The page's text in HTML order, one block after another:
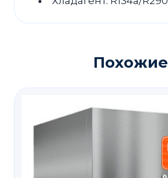
Похожие